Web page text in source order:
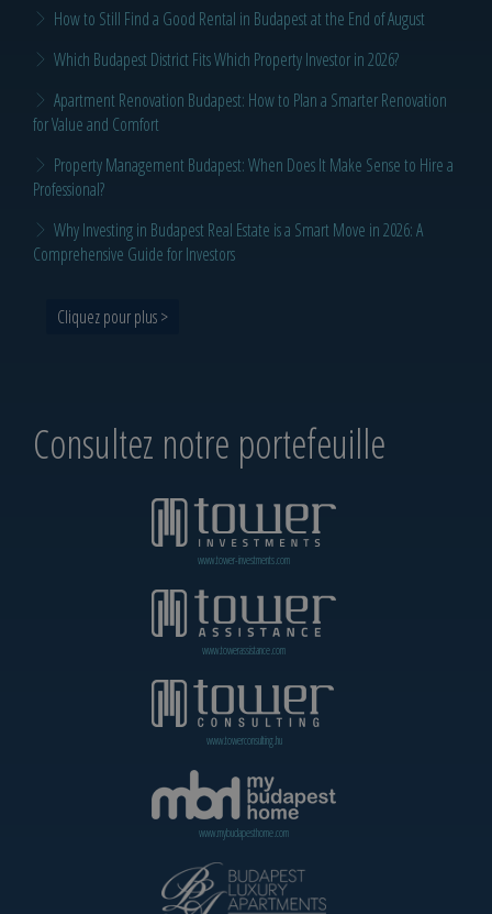
How to Still Find a Good Rental in Budapest at the End of August
Which Budapest District Fits Which Property Investor in 2026?
Apartment Renovation Budapest: How to Plan a Smarter Renovation
for Value and Comfort
Property Management Budapest: When Does It Make Sense to Hire a
Professional?
Why Investing in Budapest Real Estate is a Smart Move in 2026: A
Comprehensive Guide for Investors
Cliquez pour plus >
Consultez notre portefeuille
www.tower-investments.com
www.towerassistance.com
www.towerconsulting.hu
www.mybudapesthome.com